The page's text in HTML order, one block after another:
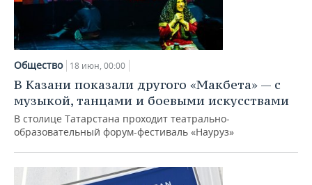
Общество 18 июн, 00:00
В Казани показали другого «Макбета» — с
музыкой, танцами и боевыми искусствами
В столице Татарстана проходит театрально-
образовательный форум-фестиваль «Науруз»